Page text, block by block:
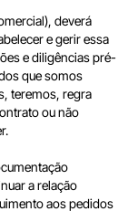
deverá
e gerir essa
e diligências pré-
que somos
teremos, regra
ou não
a relação
aos pedidos